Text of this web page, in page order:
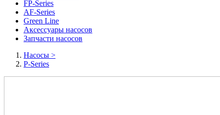
FP-Series
AF-Series
Green Line
Аксессуары насосов
Запчасти насосов
Насосы >
P-Series